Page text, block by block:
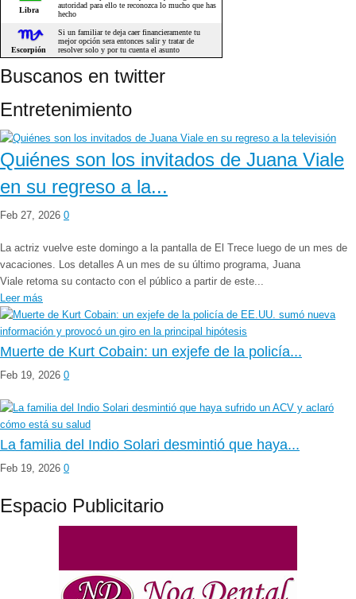
Buscanos en twitter
Entretenimiento
Quiénes son los invitados de Juana Viale
en su regreso a la...
Feb 27, 2026 0
La actriz vuelve este domingo a la pantalla de El Trece luego de un mes de
vacaciones. Los detalles A un mes de su último programa, Juana
Viale retoma su contacto con el público a partir de este...
Leer más
Muerte de Kurt Cobain: un exjefe de la policía...
Feb 19, 2026 0
La familia del Indio Solari desmintió que haya...
Feb 19, 2026 0
Espacio Publicitario